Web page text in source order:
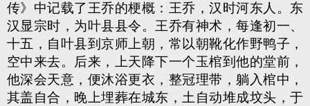
传》中记载了王乔的梗概：王乔，汉时河东人。东
汉显宗时，为叶县县令。王乔有神术，每逢初一、
十五，自叶县到京师上朝，常以朝靴化作野鸭子，
空中来去。后来，上天降下一个玉棺到他的堂前，
他深会天意，便沐浴更衣，整冠理带，躺入棺中，
其盖自合，晚上埋葬在城东，土自动堆成坟头，于